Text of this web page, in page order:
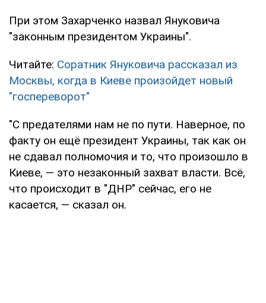
При этом Захарченко назвал Януковича
"законным президентом Украины".
Читайте: Соратник Януковича рассказал из
Москвы, когда в Киеве произойдет новый
"госпереворот"
"С предателями нам не по пути. Наверное, по
факту он ещё президент Украины, так как он
не сдавал полномочия и то, что произошло в
Киеве, — это незаконный захват власти. Всё,
что происходит в "ДНР" сейчас, его не
касается, — сказал он.